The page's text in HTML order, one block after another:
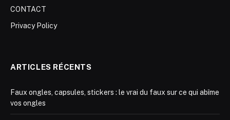
CONTACT
Privacy Policy
ARTICLES RÉCENTS
Faux ongles, capsules, stickers : le vrai du faux sur ce qui abîme
vos ongles